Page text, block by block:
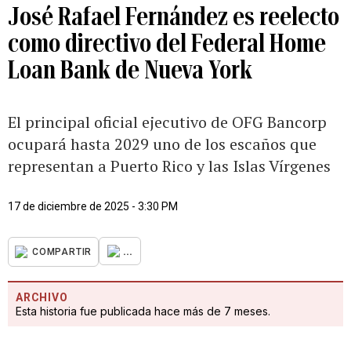
José Rafael Fernández es reelecto
como directivo del Federal Home
Loan Bank de Nueva York
El principal oficial ejecutivo de OFG Bancorp
ocupará hasta 2029 uno de los escaños que
representan a Puerto Rico y las Islas Vírgenes
17 de diciembre de 2025 - 3:30 PM
COMPARTIR ...
ARCHIVO
Esta historia fue publicada hace más de 7 meses.